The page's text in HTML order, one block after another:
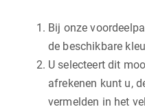
Bij onze
de beschikbare
U selecteert dit
afrekenen kunt u,
vermelden in het